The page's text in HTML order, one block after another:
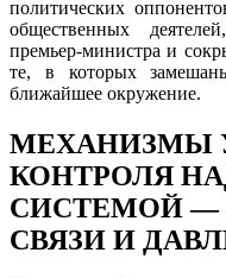
политических
общественных
премьер-министра и
те, в которых
ближайшее окружение.
МЕХАНИЗМЫ
КОНТРОЛЯ
СИСТЕМОЙ —
СВЯЗИ И